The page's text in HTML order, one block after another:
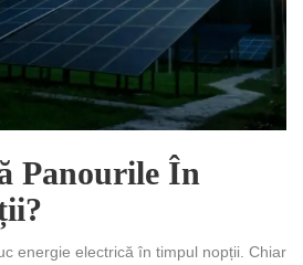
Panourile În
energie electrică în timpul nopții. Chiar